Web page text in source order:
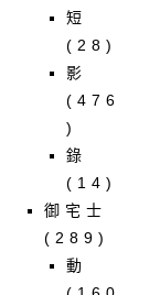
短
(28)
影
(476
)
錄
(14)
御宅士
(289)
動